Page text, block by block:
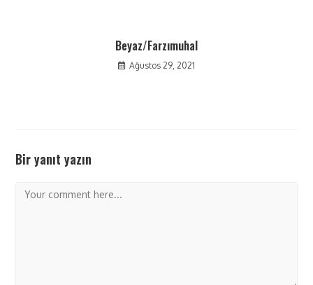
Beyaz/Farzımuhal
Ağustos 29, 2021
Bir yanıt yazın